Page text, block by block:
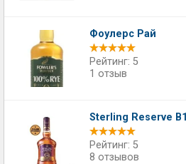
Фоулерс Рай
Рейтинг: 5
1 отзыв
Sterling Reserve
Рейтинг: 5
8 отзывов